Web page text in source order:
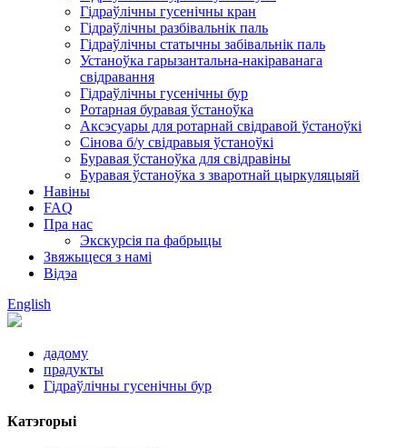
Гідраўлічны гусенічны кран
Гідраўлічны разбівальнік паль
Гідраўлічны статычны забівальнік паль
Устаноўка гарызантальна-накіраванага
свідравання
Гідраўлічны гусенічны бур
Ротарная буравая ўстаноўка
Аксэсуары для ротарнай свідравой ўстаноўкі
Сінова б/у свідравыя ўстаноўкі
Буравая ўстаноўка для свідравіны
Буравая ўстаноўка з зваротнай цыркуляцыяй
Навіны
FAQ
Пра нас
Экскурсія па фабрыцы
Звяжыцеся з намі
Відэа
English
дадому
прадукты
Гідраўлічны гусенічны бур
Катэгорыі